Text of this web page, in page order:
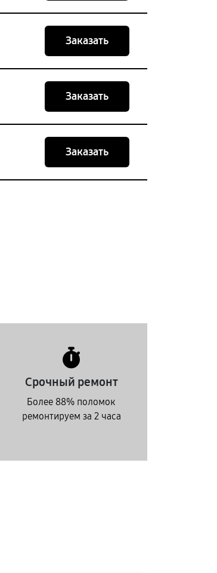
Заказать
Заказать
Заказать
Срочный ремонт
Более 88% поломок
ремонтируем за 2 часа